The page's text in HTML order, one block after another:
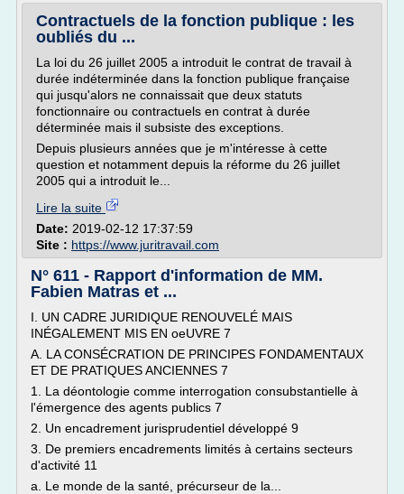
Contractuels de la fonction publique : les
oubliés du ...
La loi du 26 juillet 2005 a introduit le contrat de travail à
durée indéterminée dans la fonction publique française
qui jusqu'alors ne connaissait que deux statuts
fonctionnaire ou contractuels en contrat à durée
déterminée mais il subsiste des exceptions.
Depuis plusieurs années que je m'intéresse à cette
question et notamment depuis la réforme du 26 juillet
2005 qui a introduit le...
Lire la suite
Date: 2019-02-12 17:37:59
Site : https://www.juritravail.com
N° 611 - Rapport d'information de MM.
Fabien Matras et ...
I. UN CADRE JURIDIQUE RENOUVELÉ MAIS
INÉGALEMENT MIS EN oeUVRE 7
A. LA CONSÉCRATION DE PRINCIPES FONDAMENTAUX
ET DE PRATIQUES ANCIENNES 7
1. La déontologie comme interrogation consubstantielle à
l'émergence des agents publics 7
2. Un encadrement jurisprudentiel développé 9
3. De premiers encadrements limités à certains secteurs
d'activité 11
a. Le monde de la santé, précurseur de la...